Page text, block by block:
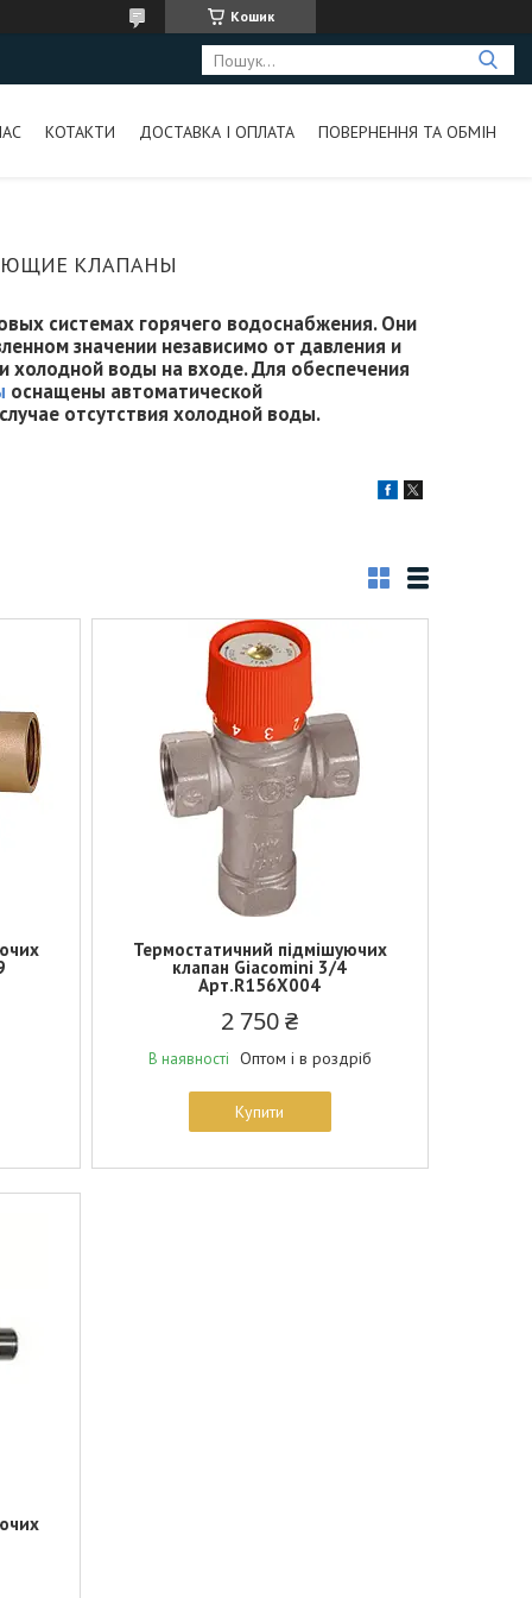
Кошик
КОТАКТИ ДОСТАВКА І ОПЛАТА ПОВЕРНЕННЯ ТА ОБМІН
КЛАПАНЫ
системах горячего водоснабжения. Они
значении независимо от давления и
холодной воды на входе. Для обеспечения
оснащены автоматической
отсутствия холодной воды.
Термостатичний підмішуючих
клапан Giacomini 3/4
Арт.R156X004
2 750 ₴
В наявності Оптом і в роздріб
Купити